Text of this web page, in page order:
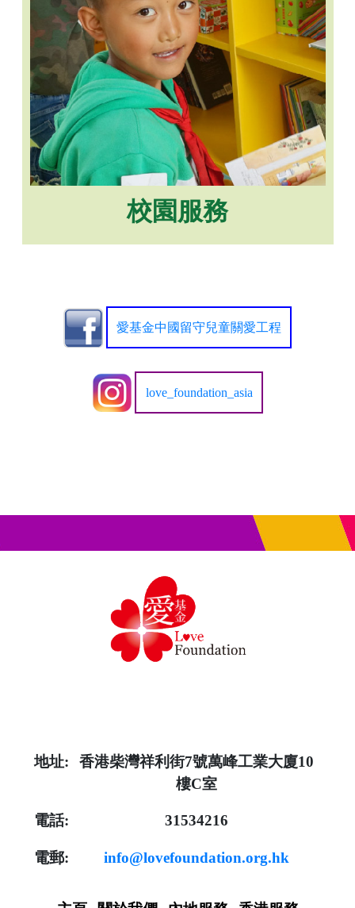
校園服務
愛基金中國留守兒童關愛工程
love_foundation_asia
地址:
香港柴灣祥利街7號萬峰工業大廈10
樓C室
電話: 31534216
電郵: info@lovefoundation.org.hk